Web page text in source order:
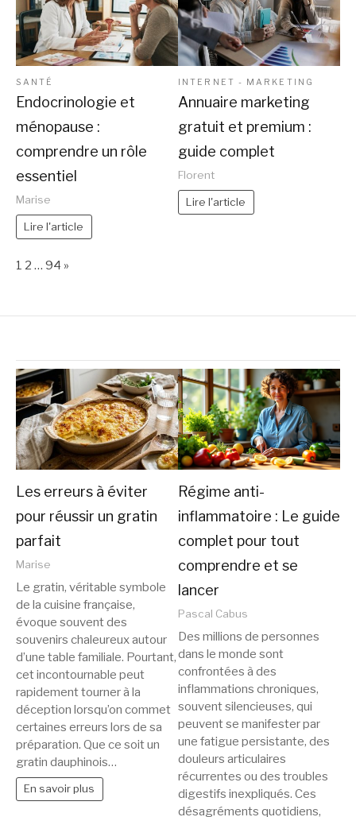
SANTÉ
Endocrinologie et
ménopause :
comprendre un rôle
essentiel
Marise
Lire l'article
INTERNET - MARKETING
Annuaire marketing
gratuit et premium :
guide complet
Florent
Lire l'article
Page:
1 2 … 94 Next
»
Les erreurs à éviter
pour réussir un gratin
parfait
Marise
Le gratin, véritable symbole
de la cuisine française,
évoque souvent des
souvenirs chaleureux autour
d’une table familiale. Pourtant,
cet incontournable peut
rapidement tourner à la
déception lorsqu’on commet
certaines erreurs lors de sa
préparation. Que ce soit un
gratin dauphinois…
En savoir plus
Régime anti-
inflammatoire : Le guide
complet pour tout
comprendre et se
lancer
Pascal Cabus
Des millions de personnes
dans le monde sont
confrontées à des
inflammations chroniques,
souvent silencieuses, qui
peuvent se manifester par
une fatigue persistante, des
douleurs articulaires
récurrentes ou des troubles
digestifs inexpliqués. Ces
désagréments quotidiens,